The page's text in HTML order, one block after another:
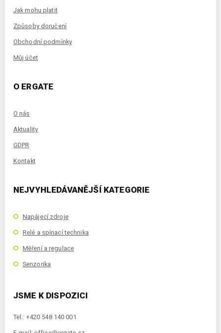
Jak mohu platit
Způsoby doručení
Obchodní podmínky
Můj účet
O ERGATE
O nás
Aktuality
GDPR
Kontakt
NEJVYHLEDÁVANĚJŠÍ KATEGORIE
Napájecí zdroje
Relé a spínací technika
Měření a regulace
Senzorika
JSME K DISPOZICI
Tel.: +420 548 140 001